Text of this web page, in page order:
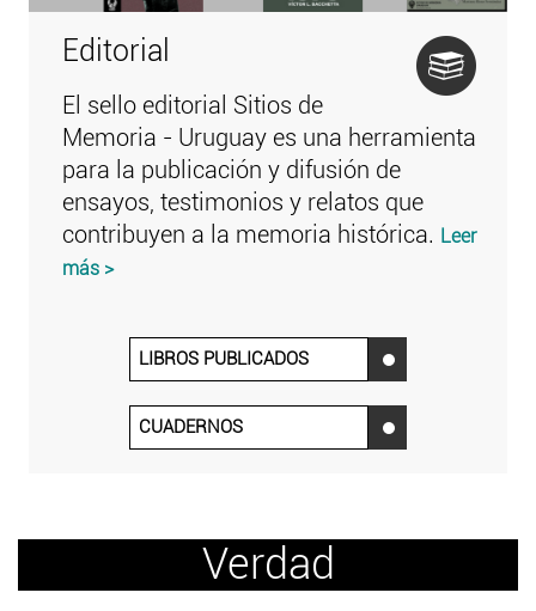
Editorial
El sello editorial Sitios de
Memoria - Uruguay es una herramienta
para la publicación y difusión de
ensayos, testimonios y relatos que
contribuyen a la memoria histórica. Leer
más >
LIBROS PUBLICADOS ‌
CUADERNOS ‌
Verdad